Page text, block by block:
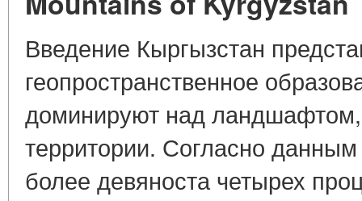
Введение Кыргызстан
геопространственное
доминируют над ландшафтом,
территории. Согласно
более девяноста четырех